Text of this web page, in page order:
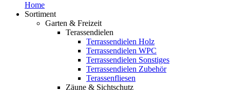
Home
Sortiment
Garten & Freizeit
Terassendielen
Terrassendielen Holz
Terrassendielen WPC
Terrassendielen Sonstiges
Terrassendielen Zubehör
Terassenfliesen
Zäune & Sichtschutz